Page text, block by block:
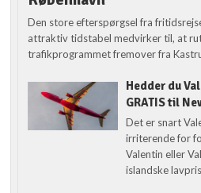
Den store efterspørgsel fra
attraktiv tidstabel medvirker til, at
trafikprogrammet fremover fra
Hedder du
GRATIS til
Det er snart
irriterende for
Valentin eller
islandske